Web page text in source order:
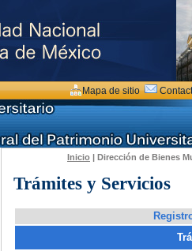
Mapa de sitio
Inicio | Dirección de Bienes
Trámites y Servicios